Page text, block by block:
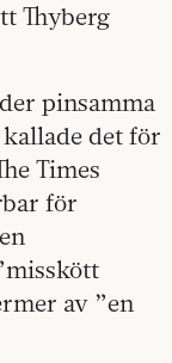
Thyberg
pinsamma
det för
Times
för
av ”en